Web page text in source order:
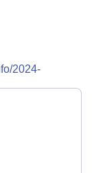
2024-